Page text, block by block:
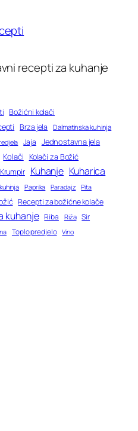
recepti za kuhanje
Božićni kolači
Brza jela Dalmatinska kuhinja
Jaja Jednostavna jela
Kolači Kolači za Božić
Krumpir Kuhanje Kuharica
Paprika Paradajz Pita
Recepti za božićne kolače
kuhanje Riba Riža Sir
Toplo predjelo Vino